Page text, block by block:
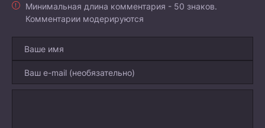
Минимальная длина комментария - 50 знаков.
Комментарии модерируются